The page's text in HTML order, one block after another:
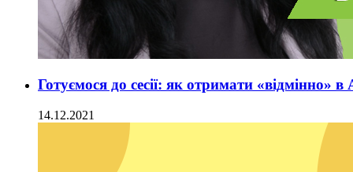
Готуємося до сесії: як отримати «відмінно»
14.12.2021